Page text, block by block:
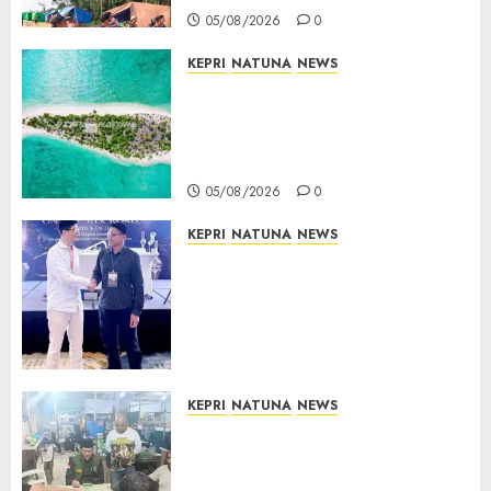
05/08/2026
0
05/08/2026 0
KEPRI NATUNA NEWS
05/08/2026 0
KEPRI NATUNA NEWS
KEPRI NATUNA NEWS